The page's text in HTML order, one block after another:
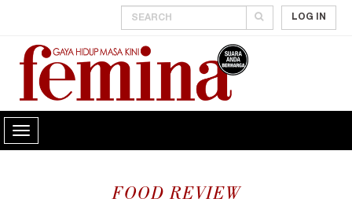
LOG IN
FOOD REVIEW